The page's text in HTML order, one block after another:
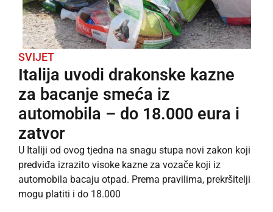
SVIJET
Italija uvodi drakonske kazne
za bacanje smeća iz
automobila – do 18.000 eura i
zatvor
U Italiji od ovog tjedna na snagu stupa novi zakon koji
predviđa izrazito visoke kazne za vozače koji iz
automobila bacaju otpad. Prema pravilima, prekršitelji
mogu platiti i do 18.000